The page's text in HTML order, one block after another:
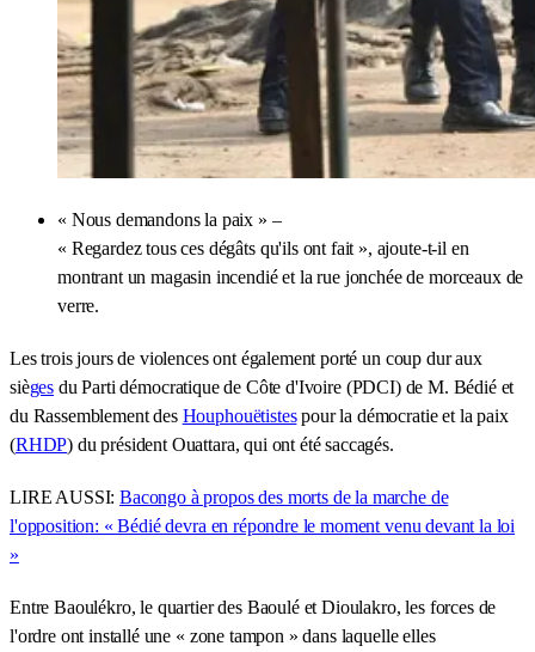
« Nous demandons la paix » –
« Regardez tous ces dégâts qu'ils ont fait », ajoute-t-il en
montrant un magasin incendié et la rue jonchée de morceaux de
verre.
Les trois jours de violences ont également porté un coup dur aux
sièges du Parti démocratique de Côte d'Ivoire (PDCI) de M. Bédié et
du Rassemblement des Houphouëtistespour la démocratie et la paix
(RHDP) du président Ouattara, qui ont été saccagés.
LIRE AUSSI:Bacongo à propos des morts de la marche de
l'opposition: « Bédié devra en répondre le moment venu devant la loi
»
Entre Baoulékro, le quartier des Baoulé et Dioulakro, les forces de
l'ordre ont installé une « zone tampon » dans laquelle elles